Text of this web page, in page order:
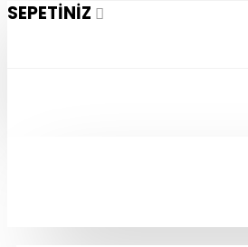
SEPETINIZ